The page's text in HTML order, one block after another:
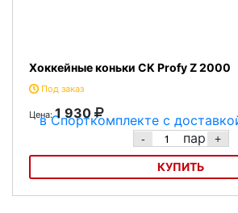
Хоккейные коньки CK Profy Z 2000
Под заказ
Цена:1 930
- пар +
КУПИТЬ